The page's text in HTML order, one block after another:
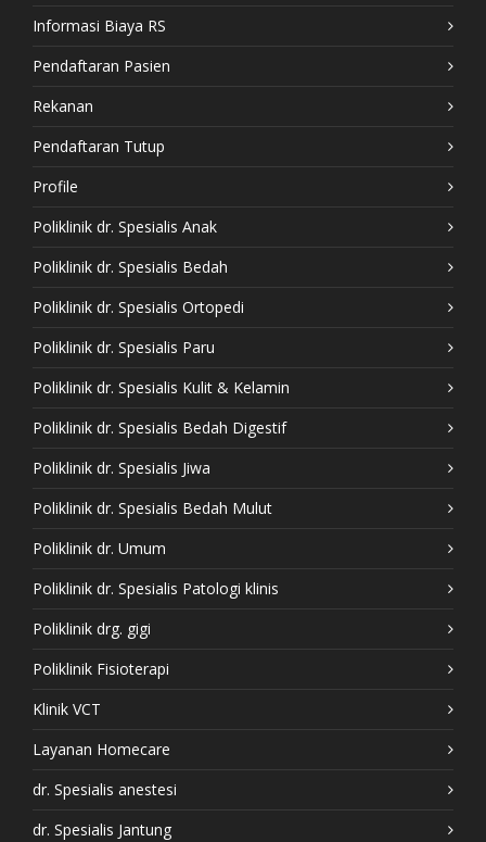
Informasi Biaya RS
Pendaftaran Pasien
Rekanan
Pendaftaran Tutup
Profile
Poliklinik dr. Spesialis Anak
Poliklinik dr. Spesialis Bedah
Poliklinik dr. Spesialis Ortopedi
Poliklinik dr. Spesialis Paru
Poliklinik dr. Spesialis Kulit & Kelamin
Poliklinik dr. Spesialis Bedah Digestif
Poliklinik dr. Spesialis Jiwa
Poliklinik dr. Spesialis Bedah Mulut
Poliklinik dr. Umum
Poliklinik dr. Spesialis Patologi klinis
Poliklinik drg. gigi
Poliklinik Fisioterapi
Klinik VCT
Layanan Homecare
dr. Spesialis anestesi
dr. Spesialis Jantung